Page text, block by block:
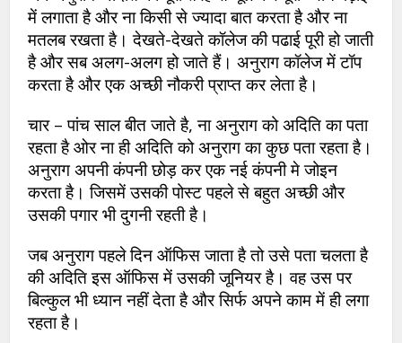
में लगाता है और ना किसी से ज्यादा बात करता है और ना
मतलब रखता है। देखते-देखते कॉलेज की पढाई पूरी हो जाती
है और सब अलग-अलग हो जाते हैं। अनुराग कॉलेज में टॉप
करता है और एक अच्छी नौकरी प्राप्त कर लेता है।
चार – पांच साल बीत जाते है, ना अनुराग को अदिति का पता
रहता है ओर ना ही अदिति को अनुराग का कुछ पता रहता है।
अनुराग अपनी कंपनी छोड़ कर एक नई कंपनी मे जोइन
करता है। जिसमें उसकी पोस्ट पहले से बहुत अच्छी और
उसकी पगार भी दुगनी रहती है।
जब अनुराग पहले दिन ऑफिस जाता है तो उसे पता चलता है
की अदिति इस ऑफिस में उसकी जूनियर है। वह उस पर
बिल्कुल भी ध्यान नहीं देता है और सिर्फ अपने काम में ही लगा
रहता है।